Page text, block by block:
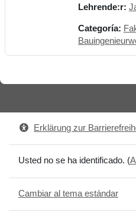
Lehrende:r:
Categoría:
Erklärung zur
Usted no se ha identificado. (
Cambiar al tema estándar